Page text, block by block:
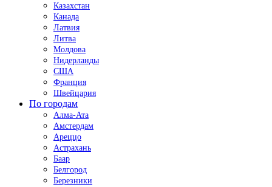
Казахстан
Канада
Латвия
Литва
Молдова
Нидерланды
США
Франция
Швейцария
По городам
Алма-Ата
Амстердам
Ареццо
Астрахань
Баар
Белгород
Березники